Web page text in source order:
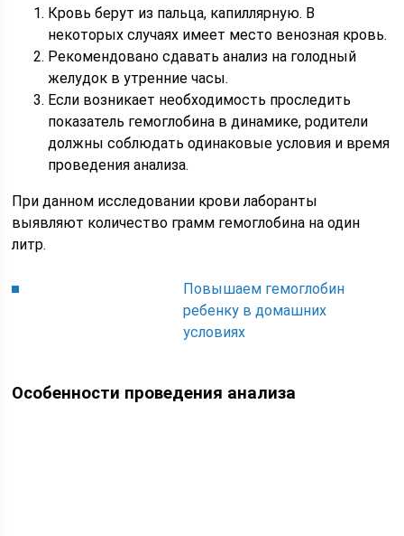
Кровь берут из пальца, капиллярную. В
некоторых случаях имеет место венозная кровь.
Рекомендовано сдавать анализ на голодный
желудок в утренние часы.
Если возникает необходимость проследить
показатель гемоглобина в динамике, родители
должны соблюдать одинаковые условия и время
проведения анализа.
При данном исследовании крови лаборанты
выявляют количество грамм гемоглобина на один
литр.
Повышаем гемоглобин
ребенку в домашних
условиях
Особенности проведения анализа